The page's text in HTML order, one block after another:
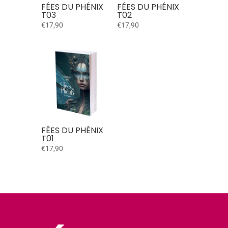
FÉES DU PHÉNIX
T03
€17,90
FÉES DU PHÉNIX
T02
€17,90
FÉES DU PHÉNIX
T01
€17,90